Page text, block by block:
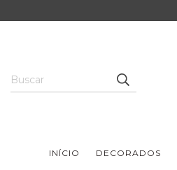
INÍCIO DECORADOS